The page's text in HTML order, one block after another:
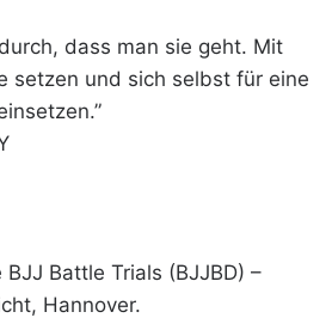
dass man sie geht. Mit
setzen und sich selbst für eine
Battle Trials (BJJBD) –
Hannover.